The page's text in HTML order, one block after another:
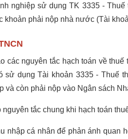
nghiệp sử dụng TK 3335 -
khoản phải nộp nhà nước (Tài
các nguyên tắc hạch toán về thuế
sử dụng Tài khoản 3335 - Thuế
và còn phải nộp vào Ngân sách
tắc chung khi hạch toán
nhập cá nhân để phản ánh